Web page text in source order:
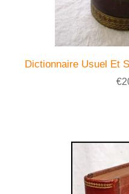
Dictionnaire Usuel Et